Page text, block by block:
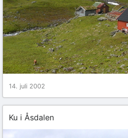
14. juli 2002
Ku i Åsdalen